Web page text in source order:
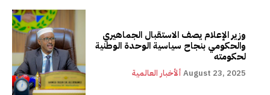
وزير الإعلام يصف الاستقبال الجماهيري
والحكومي بنجاح سياسية الوحدة الوطنية
لحكومته
ألأخبار العالمية August 23, 2025